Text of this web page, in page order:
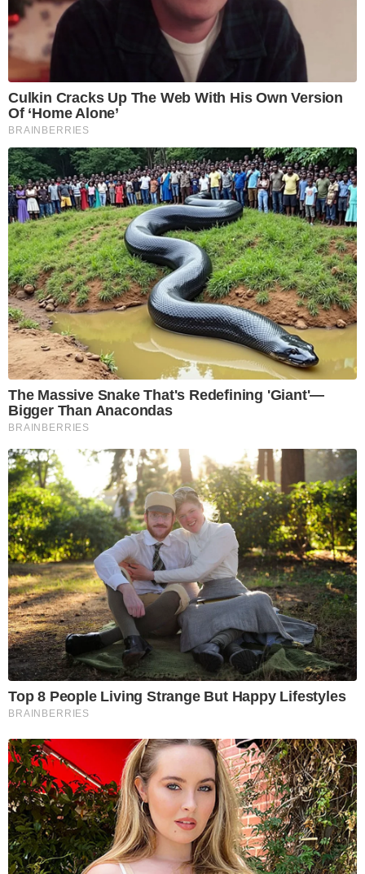
Culkin Cracks Up The Web With His Own Version
Of ‘Home Alone’
BRAINBERRIES
The Massive Snake That's Redefining 'Giant'—
Bigger Than Anacondas
BRAINBERRIES
Top 8 People Living Strange But Happy Lifestyles
BRAINBERRIES